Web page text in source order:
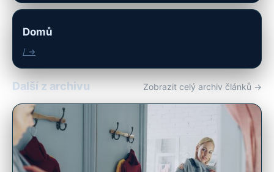
Domů
/ →
Další z archivu Zobrazit celý archiv článků →